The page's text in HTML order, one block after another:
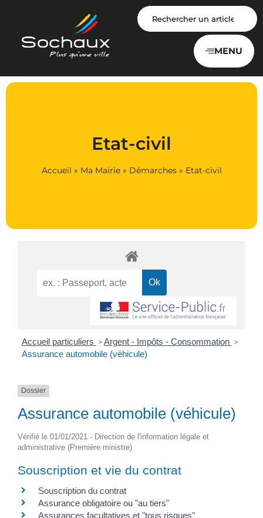
MENU
Etat-civil
Accueil » Ma Mairie» Démarches» Etat-civil
Accueil particuliers > Argent - Impôts - Consommation >
Assurance automobile (véhicule)
Dossier
Assurance automobile (véhicule)
Vérifié le 01/01/2021 - Direction de l'information légale et
administrative (Première ministre)
Souscription et vie du contrat
Souscription du contrat
Assurance obligatoire ou "au tiers"
Assurances facultatives et "tous risques"
Panneau de gestion des cookies